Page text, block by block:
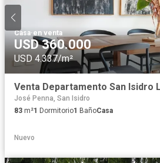
Casa·en venta
USD 360.000
USD 4.337/m²
Venta Departamento San Isidro
José Penna, San Isidro
83 m²1 Dormitorio1 BañoCasa
Nuevo